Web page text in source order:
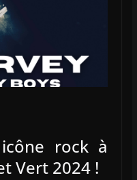
icône rock à
Vert 2024 !